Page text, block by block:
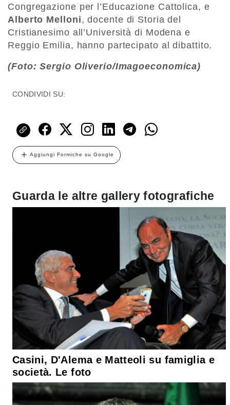
Congregazione per l’Educazione Cattolica, e
Alberto Melloni, docente di Storia del
Cristianesimo all’Università di Modena e
Reggio Emilia, hanno partecipato al dibattito.
(Foto: Sergio Oliverio/Imagoeconomica)
CONDIVIDI SU:
Aggiungi Formiche su Google
Guarda le altre gallery fotografiche
Casini, D'Alema e Matteoli su famiglia e
società. Le foto